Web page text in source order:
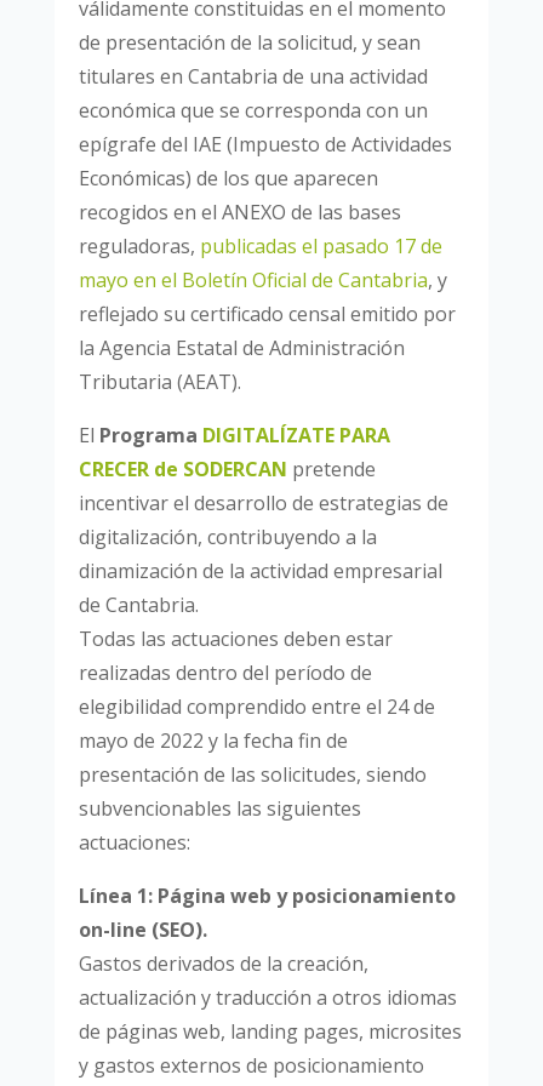
válidamente constituidas en el momento
de presentación de la solicitud, y sean
titulares en Cantabria de una actividad
económica que se corresponda con un
epígrafe del IAE (Impuesto de Actividades
Económicas) de los que aparecen
recogidos en el ANEXO de las bases
reguladoras, publicadas el pasado 17 de
mayo en el Boletín Oficial de Cantabria, y
reflejado su certificado censal emitido por
la Agencia Estatal de Administración
Tributaria (AEAT).
El Programa DIGITALÍZATE PARA
CRECER de SODERCAN pretende
incentivar el desarrollo de estrategias de
digitalización, contribuyendo a la
dinamización de la actividad empresarial
de Cantabria.
Todas las actuaciones deben estar
realizadas dentro del período de
elegibilidad comprendido entre el 24 de
mayo de 2022 y la fecha fin de
presentación de las solicitudes, siendo
subvencionables las siguientes
actuaciones:
Línea 1: Página web y posicionamiento
on-line (SEO).
Gastos derivados de la creación,
actualización y traducción a otros idiomas
de páginas web, landing pages, microsites
y gastos externos de posicionamiento